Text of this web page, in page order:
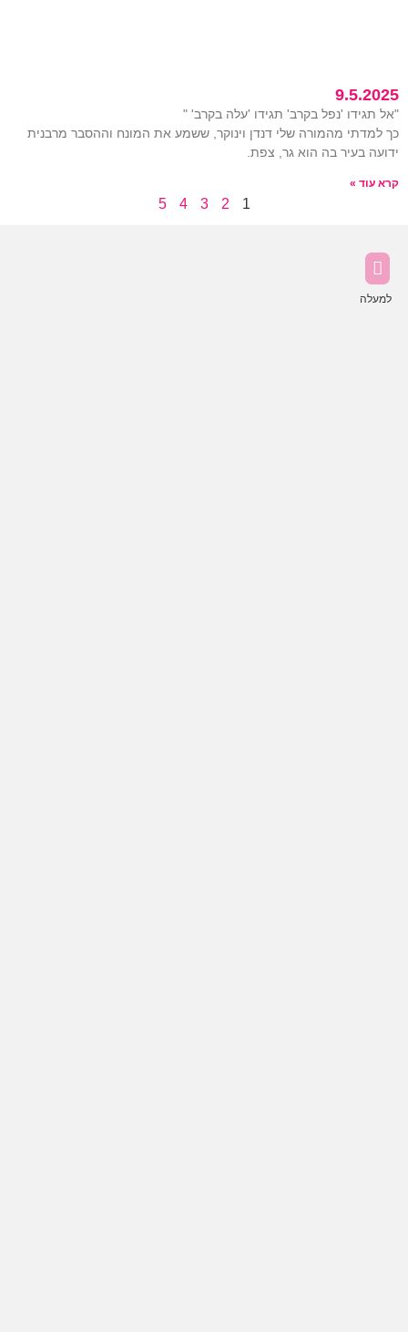
9.5.2025
"אל תגידו 'נפל בקרב' תגידו 'עלה בקרב' "
כך למדתי מהמורה שלי דנדן וינוקר, ששמע את המונח וההסבר מרבנית
ידועה בעיר בה הוא גר, צפת.
קרא עוד »
1
2
3
4
5
למעלה